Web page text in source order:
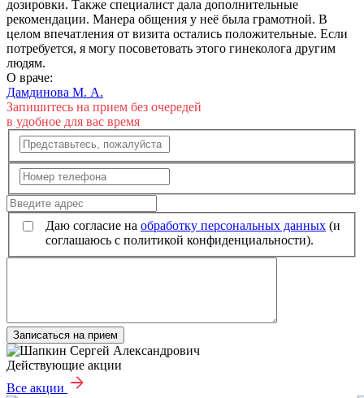
дозировки. Также специалист дала дополнительные
рекомендации. Манера общения у неё была грамотной. В
целом впечатления от визита остались положительные. Если
потребуется, я могу посоветовать этого гинеколога другим
людям.
О враче:
Дамдинова М. А.
Запишитесь на прием без очередей
в удобное для вас время
Даю согласие на обработку персональных данных (и
соглашаюсь с политикой конфиденциальности).
Записаться на прием
Действующие акции
Все акции